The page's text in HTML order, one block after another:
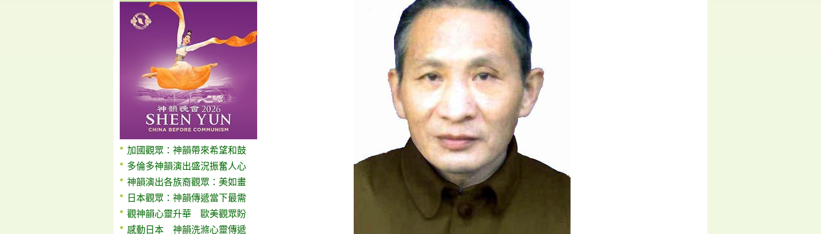
加國觀眾：神韻帶來希望和鼓
多倫多神韻演出盛況振奮人心
神韻演出各族裔觀眾：美如畫
日本觀眾：神韻傳遞當下最需
觀神韻心靈升華 歐美觀眾盼
感動日本 神韻洗滌心靈傳遞